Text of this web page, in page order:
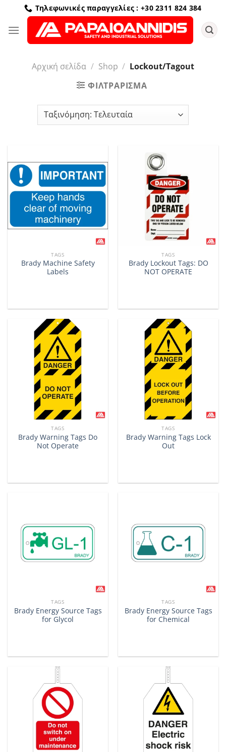
Μετάβαση
περιεχόμενο
Τηλεφωνικές παραγγελίες : +30 2311 824 384
Αρχική σελίδα / Shop / Lockout/Tagout
ΦΙΛΤΡΆΡΙΣΜΑ
TAGS
Brady Machine Safety
Labels
TAGS
Brady Lockout Tags: DO
NOT OPERATE
TAGS
Brady Warning Tags Do
Not Operate
TAGS
Brady Warning Tags Lock
Out
TAGS
Brady Energy Source Tags
for Glycol
TAGS
Brady Energy Source Tags
for Chemical